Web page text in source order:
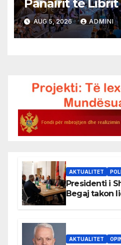
Panairit të Librit
AUG 5, 2026 ADMINI
AKTUALITET
Presidenti i
Begaj takon
AKTUALITET